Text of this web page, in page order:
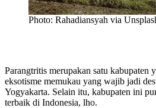
Photo: Rahadiansyah via
Parangtritis merupakan satu kabupaten
eksotisme memukau yang wajib jadi
Yogyakarta. Selain itu, kabupaten ini
terbaik di Indonesia, lho.